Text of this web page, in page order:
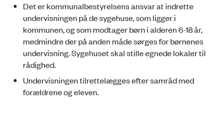
Det er kommunalbestyrelsens ansvar at indrette
undervisningen på de sygehuse, som ligger i
kommunen, og som modtager børn i alderen 6-18 år,
medmindre der på anden måde sørges for børnenes
undervisning. Sygehuset skal stille egnede lokaler til
rådighed.
Undervisningen tilrettelægges efter samråd med
forældrene og eleven.